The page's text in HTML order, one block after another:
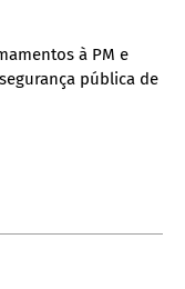
à PM e
pública de